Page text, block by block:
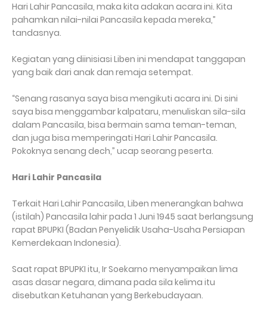
Hari Lahir Pancasila, maka kita adakan acara ini. Kita
pahamkan nilai-nilai Pancasila kepada mereka,”
tandasnya.
Kegiatan yang diinisiasi Liben ini mendapat tanggapan
yang baik dari anak dan remaja setempat.
“Senang rasanya saya bisa mengikuti acara ini. Di sini
saya bisa menggambar kalpataru, menuliskan sila-sila
dalam Pancasila, bisa bermain sama teman-teman,
dan juga bisa memperingati Hari Lahir Pancasila.
Pokoknya senang dech,” ucap seorang peserta.
Hari Lahir Pancasila
Terkait Hari Lahir Pancasila, Liben menerangkan bahwa
(istilah) Pancasila lahir pada 1 Juni 1945 saat berlangsung
rapat BPUPKI (Badan Penyelidik Usaha-Usaha Persiapan
Kemerdekaan Indonesia).
Saat rapat BPUPKI itu, Ir Soekarno menyampaikan lima
asas dasar negara, dimana pada sila kelima itu
disebutkan Ketuhanan yang Berkebudayaan.